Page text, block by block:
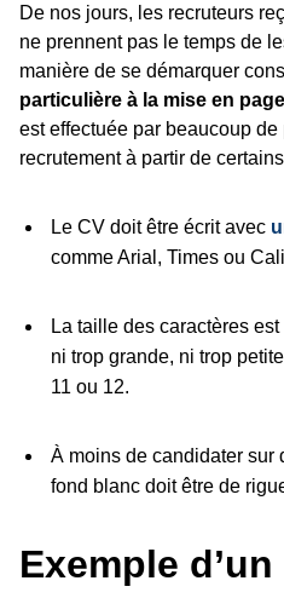
De nos jours, les recruteurs
ne prennent pas le temps de
manière de se démarquer
particulière à la mise en page
est effectuée par beaucoup
recrutement à partir de
Le CV doit être écrit avec
comme Arial, Times ou
La taille des caractères
ni trop grande, ni trop
11 ou 12.
À moins de candidater sur
fond blanc doit être de
Exemple